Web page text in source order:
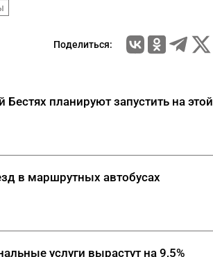
Поделиться:
планируют запустить на этой
в маршрутных автобусах
услуги вырастут на 9,5%